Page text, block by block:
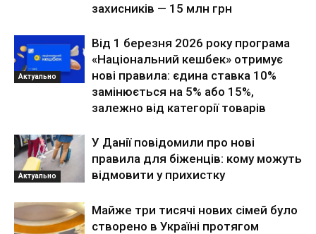
захисників — 15 млн грн
Актуально
Від 1 березня 2026 року програма
«Національний кешбек» отримує
нові правила: єдина ставка 10%
замінюється на 5% або 15%,
залежно від категорії товарів
Актуально
У Данії повідомили про нові
правила для біженців: кому можуть
відмовити у прихистку
Майже три тисячі нових сімей було
створено в Україні протягом